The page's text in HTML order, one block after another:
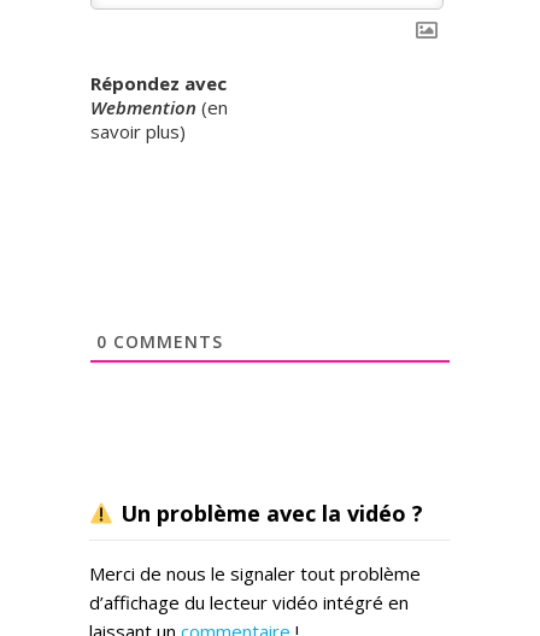
Répondez avec
Webmention (en
savoir plus)
0 COMMENTS
Un problème avec la vidéo ?
Merci de nous le signaler tout problème
d’affichage du lecteur vidéo intégré en
laissant un commentaire !